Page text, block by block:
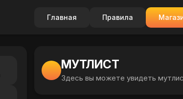
Главная Правила
МУТЛИСТ
Здесь вы можете увидеть